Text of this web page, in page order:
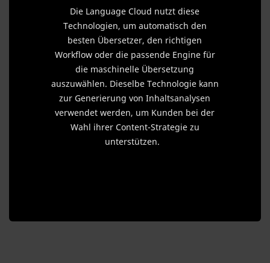
Die Language Cloud nutzt diese
Technologien, um automatisch den
besten Übersetzer, den richtigen
Workflow oder die passende Engine für
die maschinelle Übersetzung
auszuwählen. Dieselbe Technologie kann
zur Generierung von Inhaltsanalysen
verwendet werden, um Kunden bei der
Wahl ihrer Content-Strategie zu
unterstützen.